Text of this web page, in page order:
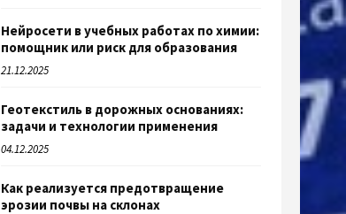
Нейросети в учебных работах по химии:
помощник или риск для образования
21.12.2025
Геотекстиль в дорожных основаниях:
задачи и технологии применения
04.12.2025
Как реализуется предотвращение
эрозии почвы на склонах